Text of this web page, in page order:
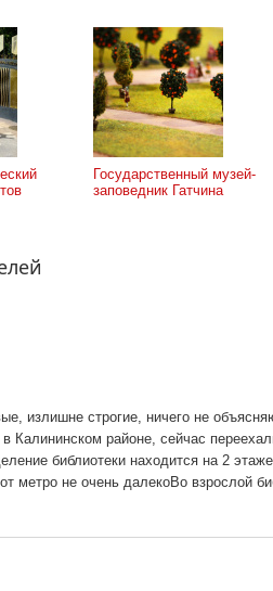
Государственный музей-
заповедник Гатчина
излишне строгие, ничего не
районе, сейчас
библиотеки находится на 2
метро не очень далекоВо взрослой